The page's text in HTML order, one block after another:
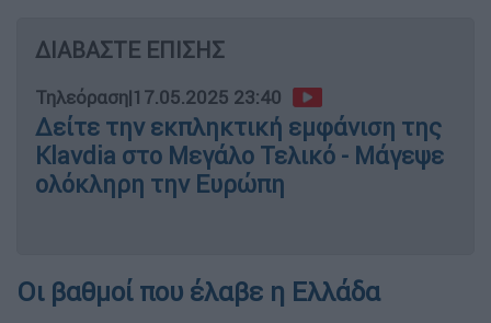
ΔΙΑΒΑΣΤΕ ΕΠΙΣΗΣ
Τηλεόραση|17.05.2025 23:40
Δείτε την εκπληκτική εμφάνιση της
Klavdia στο Μεγάλο Τελικό - Μάγεψε
ολόκληρη την Ευρώπη
Οι βαθμοί που έλαβε η Ελλάδα